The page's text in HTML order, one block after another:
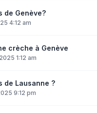
de Genève?
4:12 am
crèche à Genève
1:12 am
de Lausanne ?
9:12 pm